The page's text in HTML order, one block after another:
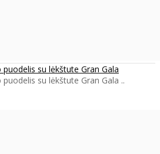
su lėkštute Gran Gala
su lėkštute Gran Gala ..